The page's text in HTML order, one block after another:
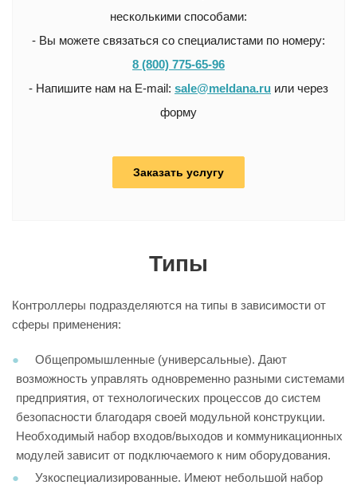
несколькими способами:
- Вы можете связаться со специалистами по номеру:
8 (800) 775-65-96
- Напишите нам на E-mail: sale@meldana.ru или через
форму
Заказать услугу
Типы
Контроллеры подразделяются на типы в зависимости от
сферы применения:
Общепромышленные (универсальные). Дают
возможность управлять одновременно разными системами
предприятия, от технологических процессов до систем
безопасности благодаря своей модульной конструкции.
Необходимый набор входов/выходов и коммуникационных
модулей зависит от подключаемого к ним оборудования.
Узкоспециализированные. Имеют небольшой набор